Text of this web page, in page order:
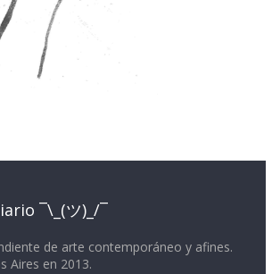
¯\_(ツ)_/¯
de arte contemporáneo y afines.
Aires en 2013.